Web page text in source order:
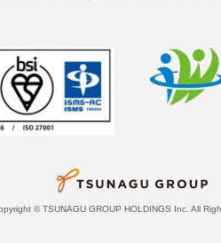
© TSUNAGU GROUP HOLDINGS Inc. All